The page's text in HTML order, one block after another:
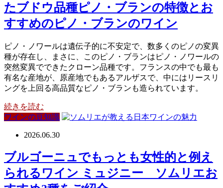
たブドウ品種ピノ・ブランの特徴とお
すすめのピノ・ブランのワイン
ピノ・ノワールは遺伝子的に不安定で、数多くのピノの変異
種が存在し、まさに、このピノ・ブランはピノ・ノワールの
突然変異でできたクローン品種です。フランスの中でも最も
有名な産地が、原産地でもあるアルザスで、中にはリースリ
ングを上回る高品質なピノ・ブランも造られています。
続きを読む
ワインの豆知識
2026.06.30
ブルゴーニュでもっとも女性的と例え
られるワイン ミュジニー ソムリエお